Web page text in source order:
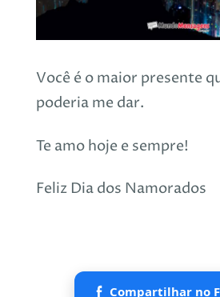
Você é o maior presente
poderia me dar.
Te amo hoje e sempre!
Feliz Dia dos Namorados
Compartilhar no